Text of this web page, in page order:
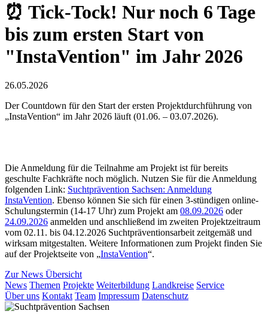
⏰ Tick-Tock! Nur noch 6 Tage
bis zum ersten Start von
"InstaVention" im Jahr 2026
26.05.2026
Der Countdown für den Start der ersten Projektdurchführung von
„InstaVention“ im Jahr 2026 läuft (01.06. – 03.07.2026).
Die Anmeldung für die Teilnahme am Projekt ist für bereits
geschulte Fachkräfte noch möglich. Nutzen Sie für die Anmeldung
folgenden Link: Suchtprävention Sachsen: Anmeldung
InstaVention. Ebenso können Sie sich für einen 3-stündigen online-
Schulungstermin (14-17 Uhr) zum Projekt am 08.09.2026 oder
24.09.2026 anmelden und anschließend im zweiten Projektzeitraum
vom 02.11. bis 04.12.2026 Suchtpräventionsarbeit zeitgemäß und
wirksam mitgestalten. Weitere Informationen zum Projekt finden Sie
auf der Projektseite von „InstaVention“.
Zur News Übersicht
News Themen Projekte Weiterbildung Landkreise Service
Über uns Kontakt Team Impressum Datenschutz